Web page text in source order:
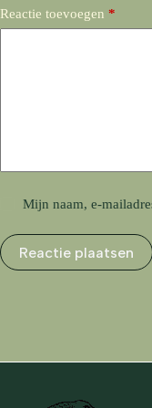
Reactie toevoegen *
Mijn naam, e-
Reactie plaatsen